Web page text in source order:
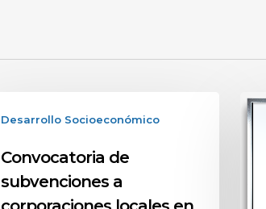
Desarrollo Socioeconómico
Convocatoria de
subvenciones a